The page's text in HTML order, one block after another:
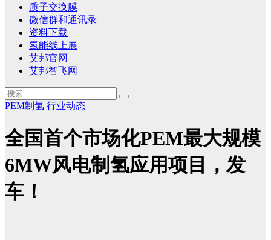
质子交换膜
微信群和通讯录
资料下载
氢能线上展
艾邦官网
艾邦智飞网
PEM制氢 行业动态
全国首个市场化PEM最大规模
6MW风电制氢应用项目，发
车！